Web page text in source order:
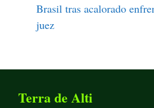
Brasil tras acalorado
juez
Terra de Alti